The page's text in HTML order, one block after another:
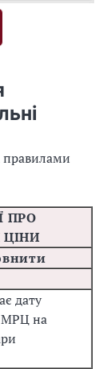
правилами
ПРО
ЦІНИ
дату
МРЦ на